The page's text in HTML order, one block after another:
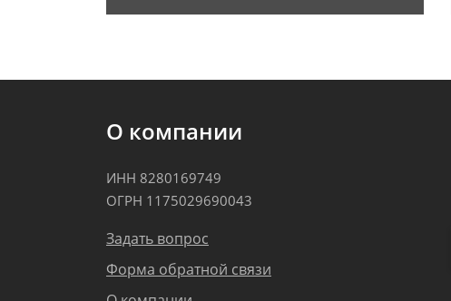
О компании
ИНН 8280169749
ОГРН 1175029690043
Задать вопрос
Форма обратной связи